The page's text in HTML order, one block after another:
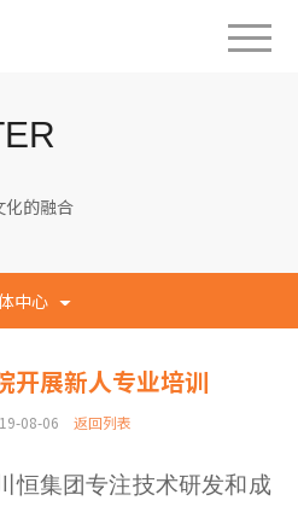
化的融合
中心
开展新人专业培训
08-06 返回列表
恒集团专注技术研发和成